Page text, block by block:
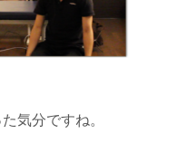
気分ですね。